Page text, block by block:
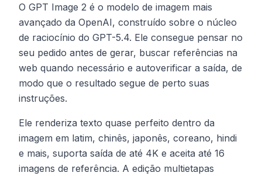
O GPT Image 2 é o modelo de imagem mais
avançado da OpenAI, construído sobre o núcleo
de raciocínio do GPT-5.4. Ele consegue pensar no
seu pedido antes de gerar, buscar referências na
web quando necessário e autoverificar a saída, de
modo que o resultado segue de perto suas
instruções.
Ele renderiza texto quase perfeito dentro da
imagem em latim, chinês, japonês, coreano, hindi
e mais, suporta saída de até 4K e aceita até 16
imagens de referência. A edição multietapas